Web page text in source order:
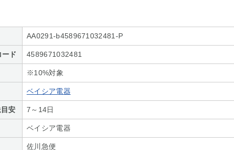
AA0291-b4589671032481-P
ド 4589671032481
※10%対象
ベイシア電器
安 7～14日
ベイシア電器
佐川急便